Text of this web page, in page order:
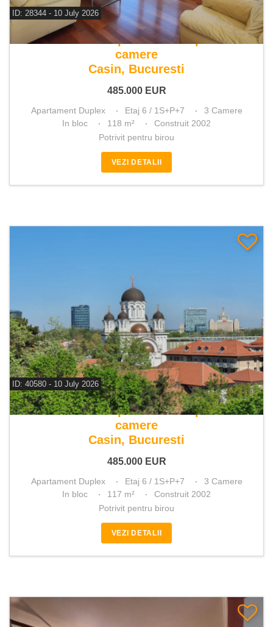
ID: 28344 - 10 July 2026
De vanzare apartament duplex 3
camere
Casin, Bucuresti
485.000 EUR
Apartament Duplex Etaj 6 / 1S+P+7
3 Camere
In bloc
118 m²
Construit 2002
Potrivit pentru birou
VEZI DETALII
ID: 40580 - 10 July 2026
De vanzare apartament duplex 3
camere
Casin, Bucuresti
485.000 EUR
Apartament Duplex Etaj 6 / 1S+P+7
3 Camere
In bloc
117 m²
Construit 2002
Potrivit pentru birou
VEZI DETALII